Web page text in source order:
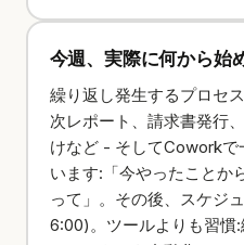
今週、実際に何から始
繰り返し発生するプロセ
次レポート、請求書発行
けなど - そしてCoworkで
います:「今やったことか
って」。その後、スケジ
6:00)。ツールよりも習慣